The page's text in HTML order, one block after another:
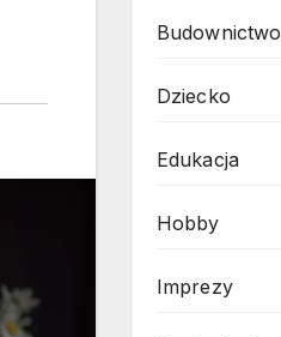
Budownictwo
Dziecko
Edukacja
Hobby
Imprezy